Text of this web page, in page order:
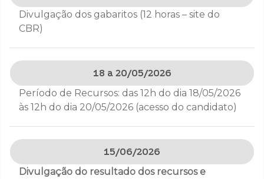
Divulgação dos gabaritos (12 horas – site do
CBR)
18 a 20/05/2026
Período de Recursos: das 12h do dia 18/05/2026
às 12h do dia 20/05/2026 (acesso do candidato)
15/06/2026
Divulgação do resultado dos recursos e